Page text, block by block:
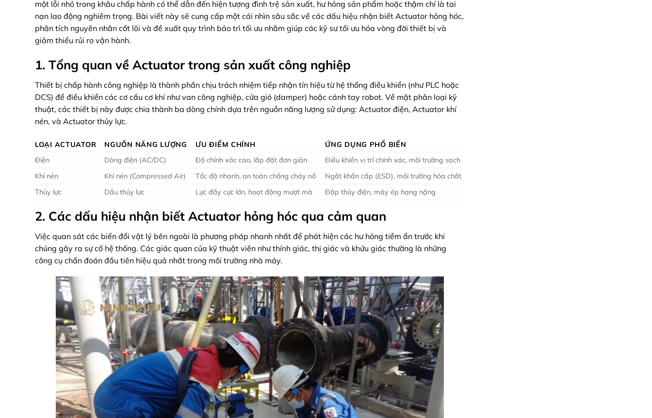
một lỗi nhỏ trong khâu chấp hành có thể dẫn đến hiện tượng đình trệ sản xuất, hư hỏng sản phẩm hoặc thậm chí là tai
nạn lao động nghiêm trọng. Bài viết này sẽ cung cấp một cái nhìn sâu sắc về các dấu hiệu nhận biết Actuator hỏng hóc,
phân tích nguyên nhân cốt lõi và đề xuất quy trình bảo trì tối ưu nhằm giúp các kỹ sư tối ưu hóa vòng đời thiết bị và
giảm thiểu rủi ro vận hành.
1. Tổng quan về Actuator trong sản xuất công nghiệp
Thiết bị chấp hành công nghiệp là thành phần chịu trách nhiệm tiếp nhận tín hiệu từ hệ thống điều khiển (như PLC hoặc
DCS) để điều khiển các cơ cấu cơ khí như van công nghiệp, cửa gió (damper) hoặc cánh tay robot. Về mặt phân loại kỹ
thuật, các thiết bị này được chia thành ba dòng chính dựa trên nguồn năng lượng sử dụng: Actuator điện, Actuator khí
nén, và Actuator thủy lực.
LOẠI ACTUATOR NGUỒN NĂNG LƯỢNG ƯU ĐIỂM CHÍNH
ỨNG DỤNG PHỔ BIẾN
Điện
Dòng điện (AC/DC) Độ chính xác cao, lắp đặt đơn giản
Điều khiển vị trí chính xác, môi trường sạch
Khí nén
Khí nén (Compressed Air) Tốc độ nhanh, an toàn chống cháy nổ
Ngắt khẩn cấp (ESD), môi trường hóa chất
Thủy lực
Dầu thủy lực Lực đẩy cực lớn, hoạt động mượt mà Đập thủy điện, máy ép hạng nặng
2. Các dấu hiệu nhận biết Actuator hỏng hóc qua cảm quan
Việc quan sát các biến đổi vật lý bên ngoài là phương pháp nhanh nhất để phát hiện các hư hỏng tiềm ẩn trước khi
chúng gây ra sự cố hệ thống. Các giác quan của kỹ thuật viên như thính giác, thị giác và khứu giác thường là những
công cụ chẩn đoán đầu tiên hiệu quả nhất trong môi trường nhà máy.